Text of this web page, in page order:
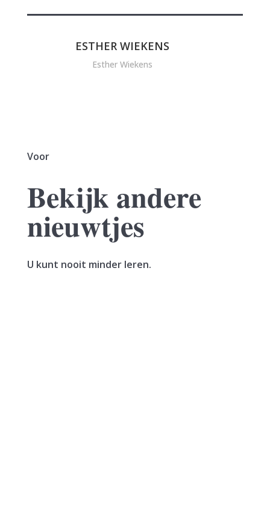
ESTHER WIEKENS
Esther Wiekens
Voor
Bekijk andere
nieuwtjes
U kunt nooit minder leren.